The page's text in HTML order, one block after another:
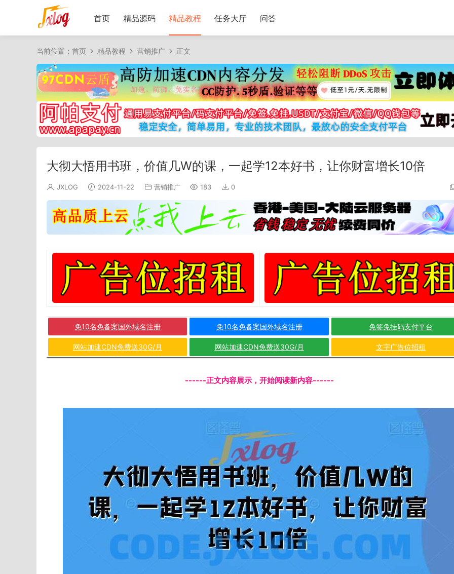
首页 精品源码 精品教程 任务大厅 问答
当前位置： 首页 精品教程 营销推广 正文
大彻大悟用书班，价值几W的课，一起学12本好书，让你财富增长10倍
JXLOG 2024-11-22 营销推广 183 0
免10名免备案国外域名注册 免10名免备案国外域名注册 免签免挂码支付平台
网站加速CDN免费送30G/月 网站加速CDN免费送30G/月 文字广告位招租
------正文内容展示，开始阅读新内容------